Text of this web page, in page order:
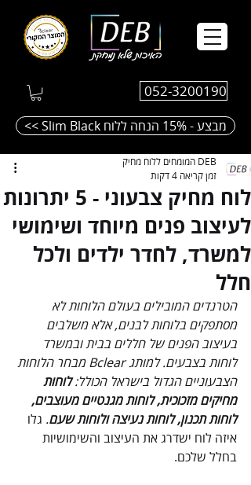
052-3200190
<< Slim Black מבצע - 15% הנחה ללוח
לוח מחיק צבעוני - 5 יתרונות
לעיצוב פנים מיוחד ושימושי
למשרד, לחדר ילדים ולכל
חלל
DEB המומחים ללוח מחיק
זמן קריאה 4 דקות
הטרנדים המובילים בעולם הלוחות לא
מסתפקים בלוחות לבנים, אלא משלבים
בעיצוב הפנים של חללים בבית ובמשרד
לוחות בצבעים. למותג Bclear מבחר הלוחות
הצבעוניים הגדול בישראל הכולל: לוחות
מחיקים מזכוכית, לוחות מגנטיים מעוצבים,
לוחות תכנון, לוחות נעיצה ולוחות שעם. גלו
איזה לוח ישדרג את העיצוב והשימושיות
בחלל שלכם.